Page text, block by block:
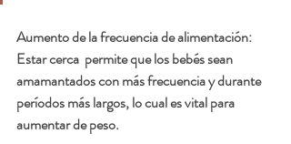
Aumento de la frecuencia de alimentación:
Estar cerca  permite que los bebés sean
amamantados con más frecuencia y durante
períodos más largos, lo cual es vital para
aumentar de peso.